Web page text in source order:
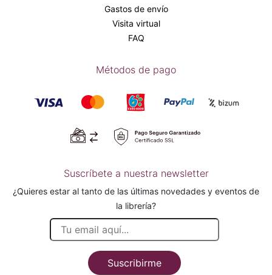
Gastos de envío
Visita virtual
FAQ
Métodos de pago
Suscríbete a nuestra newsletter
¿Quieres estar al tanto de las últimas novedades y eventos de
la librería?
Suscribirme